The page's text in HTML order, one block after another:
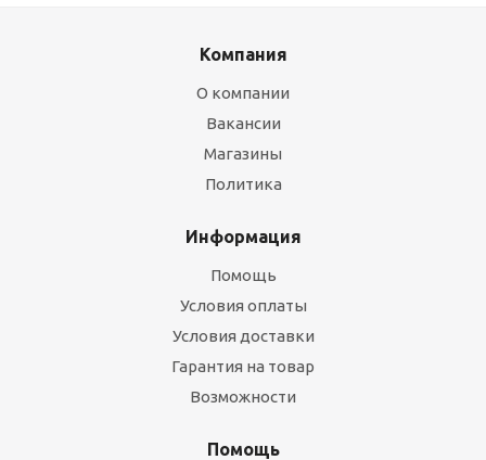
Компания
О компании
Вакансии
Магазины
Политика
Информация
Помощь
Условия оплаты
Условия доставки
Гарантия на товар
Возможности
Помощь